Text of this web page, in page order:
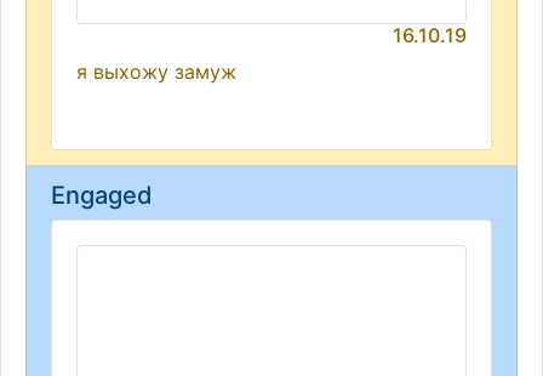
16.10.19
я выхожу замуж
Engaged